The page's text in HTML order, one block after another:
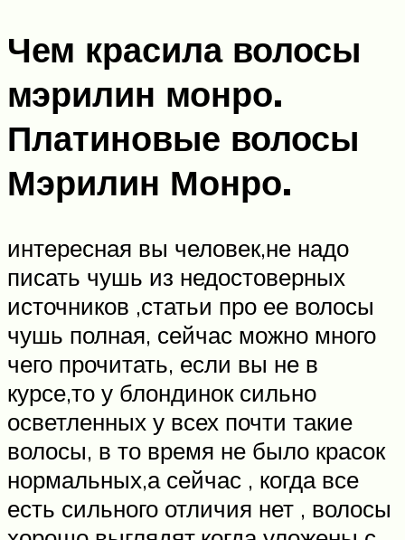
Чем красила волосы
мэрилин монро.
Платиновые волосы
Мэрилин Монро.
интересная вы человек,не надо
писать чушь из недостоверных
источников ,статьи про ее волосы
чушь полная, сейчас можно много
чего прочитать, если вы не в
курсе,то у блондинок сильно
осветленных у всех почти такие
волосы, в то время не было красок
нормальных,а сейчас , когда все
есть сильного отличия нет , волосы